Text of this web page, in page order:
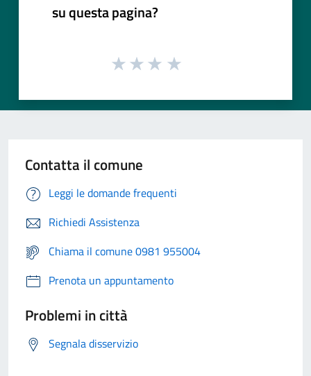
su questa pagina?
Contatta il comune
Leggi le domande frequenti
Richiedi Assistenza
Chiama il comune 0981 955004
Prenota un appuntamento
Problemi in città
Segnala disservizio